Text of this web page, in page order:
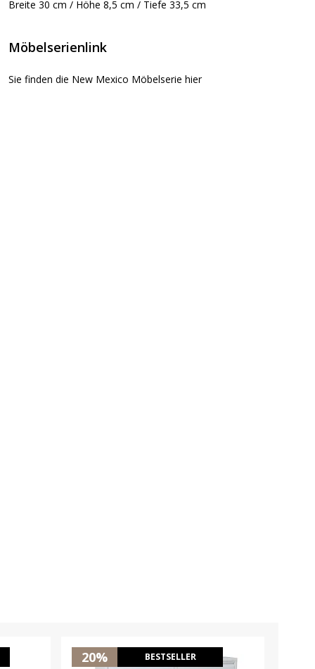
Breite 30 cm / Höhe 8,5 cm / Tiefe 33,5 cm
Möbelserienlink
Sie finden die New Mexico Möbelserie hier
20% BESTSELLER